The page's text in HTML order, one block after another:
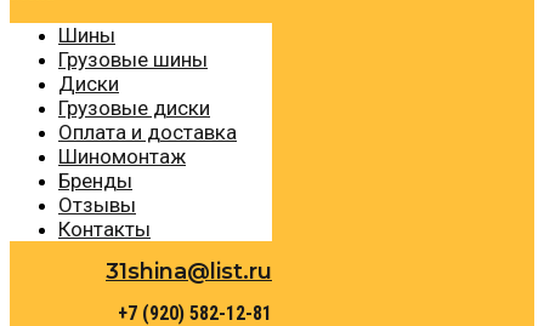
Шины
Грузовые шины
Диски
Грузовые диски
Оплата и доставка
Шиномонтаж
Бренды
Отзывы
Контакты
31shina@list.ru
+7 (920) 582-12-81